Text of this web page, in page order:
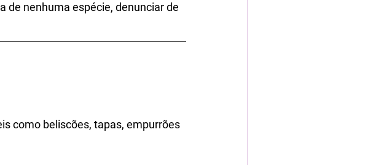
de nenhuma espécie, denunciar de
como beliscões, tapas, empurrões